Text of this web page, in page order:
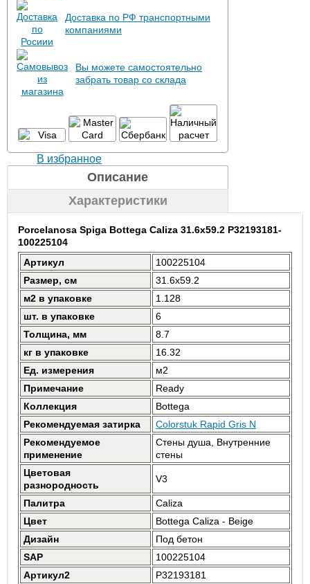
Доставка по РФ транспортными
компаниями
Вы можете самостоятельно
забрать товар со склада
В избранное
Описание
Характеристики
Porcelanosa Spiga Bottega Caliza 31.6x59.2 P32193181-
100225104
Артикул
100225104
Размер, см
31.6x59.2
м2 в упаковке
1.128
шт. в упаковке
6
Толщина, мм
8.7
кг в упаковке
16.32
Ед. измерения
м2
Примечание
Ready
Коллекция
Bottega
Рекомендуемая затирка
Colorstuk Rapid Gris N
Рекомендуемое
применение
Стены душа, Внутренние
стены
Цветовая
разнородность
V3
Палитра
Caliza
Цвет
Bottega Caliza - Beige
Дизайн
Под бетон
SAP
100225104
Артикул2
P32193181